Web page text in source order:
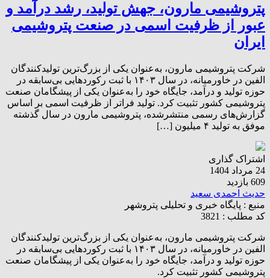
پتروشیمی مارون، جهش تولید، رشد درآمد و
عبور از ظرفیت اسمی در صنعت پتروشیمی
ایران
شرکت پتروشیمی مارون، به‌عنوان یکی از بزرگ‌ترین تولیدکنندگان
الفین در خاورمیانه، در سال ۱۴۰۳ با ثبت رکوردهایی بی‌سابقه در
حوزه تولید و درآمد، جایگاه خود را به‌عنوان یکی از پیشگامان صنعت
پتروشیمی کشور تثبیت کرد. تولید فراتر از ظرفیت اسمی بر اساس
گزارش‌های رسمی منتشرشده، پتروشیمی مارون در سال گذشته
موفق به تولید ۴ میلیون […]
اشتراک گذاری
24 مرداد 1404
609 بازدید
حدیث احمدی سعید
منبع : پایگاه خبری و تحلیلی پتروشهر
کد مطلب : 3821
شرکت پتروشیمی مارون، به‌عنوان یکی از بزرگ‌ترین تولیدکنندگان
الفین در خاورمیانه، در سال ۱۴۰۳ با ثبت رکوردهایی بی‌سابقه در
حوزه تولید و درآمد، جایگاه خود را به‌عنوان یکی از پیشگامان صنعت
پتروشیمی کشور تثبیت کرد.